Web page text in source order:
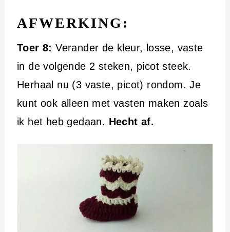
AFWERKING:
Toer 8: Verander de kleur, losse, vaste
in de volgende 2 steken, picot steek.
Herhaal nu (3 vaste, picot) rondom. Je
kunt ook alleen met vasten maken zoals
ik het heb gedaan. Hecht af.